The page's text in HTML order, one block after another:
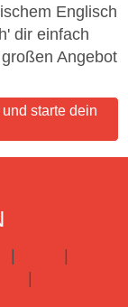
Englisch
dir einfach
Angebot
starte dein